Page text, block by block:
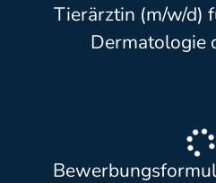
Tierärztin (m/w/d)
Dermatologie